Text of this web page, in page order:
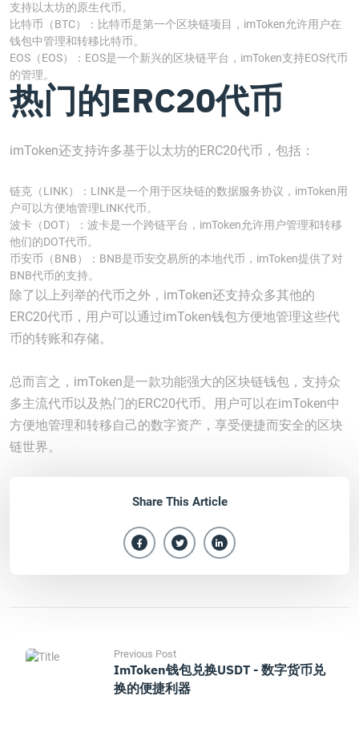
支持以太坊的原生代币。
比特币（BTC）：比特币是第一个区块链项目，imToken允许用户在
钱包中管理和转移比特币。
EOS（EOS）：EOS是一个新兴的区块链平台，imToken支持EOS代币
的管理。
热门的ERC20代币
imToken还支持许多基于以太坊的ERC20代币，包括：
链克（LINK）：LINK是一个用于区块链的数据服务协议，imToken用
户可以方便地管理LINK代币。
波卡（DOT）：波卡是一个跨链平台，imToken允许用户管理和转移
他们的DOT代币。
币安币（BNB）：BNB是币安交易所的本地代币，imToken提供了对
BNB代币的支持。
除了以上列举的代币之外，imToken还支持众多其他的
ERC20代币，用户可以通过imToken钱包方便地管理这些代
币的转账和存储。
总而言之，imToken是一款功能强大的区块链钱包，支持众
多主流代币以及热门的ERC20代币。用户可以在imToken中
方便地管理和转移自己的数字资产，享受便捷而安全的区块
链世界。
Share This Article
Previous Post
ImToken钱包兑换USDT - 数字货币兑
换的便捷利器